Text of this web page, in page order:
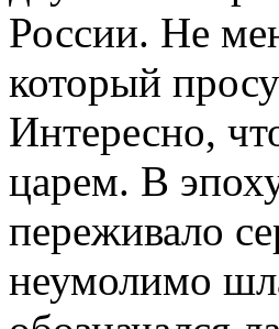
России. Не
который
Интересно,
царем. В
переживало
неумолимо